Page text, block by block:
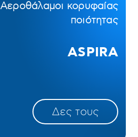
Αεροθάλαμοι κορυφαίας
ποιότητας
ASPIRA
Δες τους